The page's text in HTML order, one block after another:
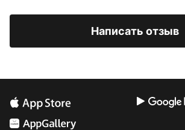
Написать отзыв